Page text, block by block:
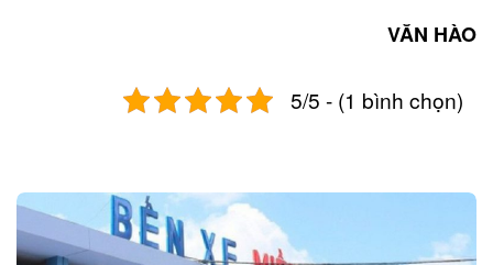
VĂN HÀO
5/5 - (1 bình chọn)
Post
navigation